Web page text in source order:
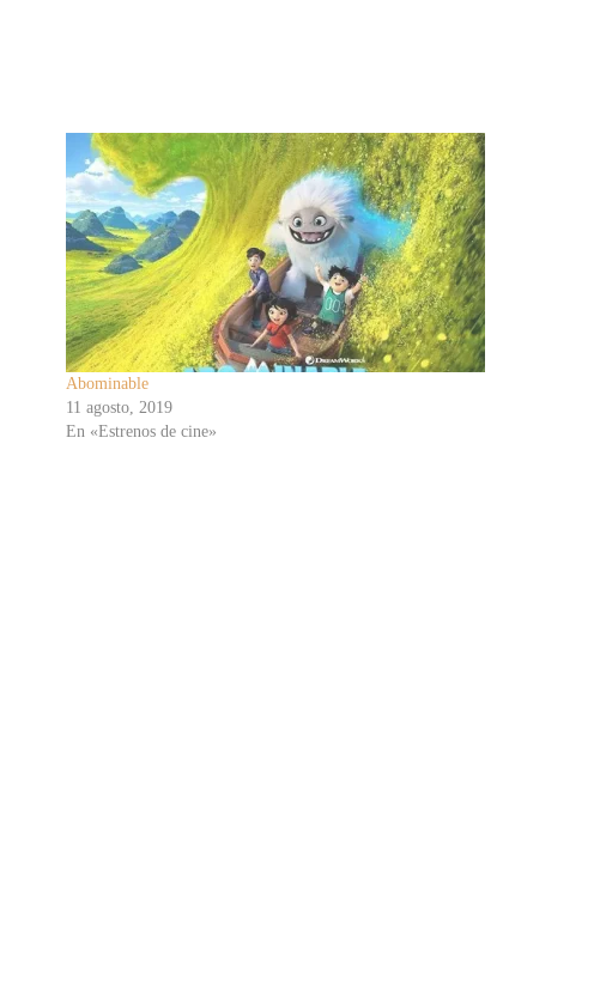
Abominable
11 agosto, 2019
En «Estrenos de cine»